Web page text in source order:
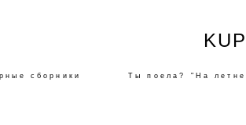
сборники Ты поела? "На